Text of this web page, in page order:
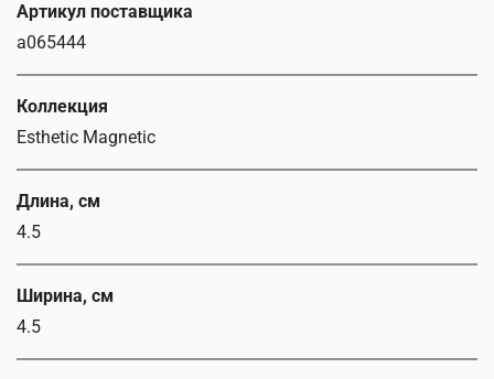
Артикул поставщика
a065444
Коллекция
Esthetic Magnetic
Длина, см
4.5
Ширина, см
4.5